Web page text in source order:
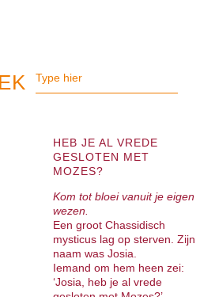
MEDITATIE
HEB JE AL VREDE
GESLOTEN MET
MOZES?
Kom tot bloei vanuit je eigen
wezen.
Een groot Chassidisch
mysticus lag op sterven. Zijn
naam was Josia.
Iemand om hem heen zei:
‘Josia, heb je al vrede